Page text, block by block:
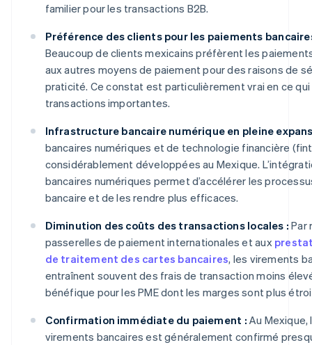
familier pour les transactions B2B.
Préférence des clients pour les paiements
Beaucoup de clients mexicains préfèrent les
aux autres moyens de paiement pour des raisons de
praticité. Ce constat est particulièrement vrai en ce
transactions importantes.
Infrastructure bancaire numérique en pleine
bancaires numériques et de technologie financière
considérablement développées au Mexique.
bancaires numériques permet d’accélérer les
bancaire et de les rendre plus efficaces.
Diminution des coûts des transactions locales : Par
passerelles de paiement internationales et aux
de traitement des cartes bancaires, les virements
entraînent souvent des frais de transaction moins
bénéfique pour les PME dont les marges sont plus
Confirmation immédiate du paiement : Au
virements bancaires est généralement confirmé